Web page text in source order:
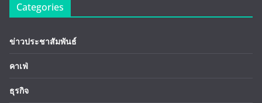
Categories
ข่าวประชาสัมพันธ์
คาเฟ่
ธุรกิจ